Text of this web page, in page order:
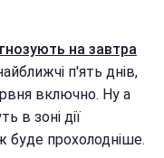
на завтра
п'ять днів,
включно. Ну а
в зоні дії
буде прохолодніше.